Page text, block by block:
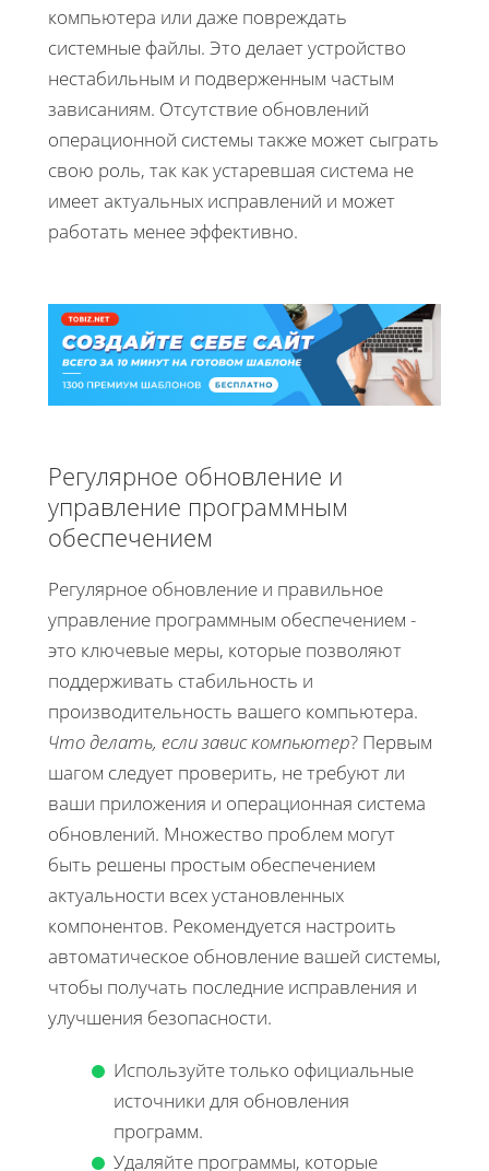
компьютера или даже повреждать
системные файлы. Это делает устройство
нестабильным и подверженным частым
зависаниям. Отсутствие обновлений
операционной системы также может сыграть
свою роль, так как устаревшая система не
имеет актуальных исправлений и может
работать менее эффективно.
Регулярное обновление и
управление программным
обеспечением
Регулярное обновление и правильное
управление программным обеспечением -
это ключевые меры, которые позволяют
поддерживать стабильность и
производительность вашего компьютера.
Что делать, если завис компьютер? Первым
шагом следует проверить, не требуют ли
ваши приложения и операционная система
обновлений. Множество проблем могут
быть решены простым обеспечением
актуальности всех установленных
компонентов. Рекомендуется настроить
автоматическое обновление вашей системы,
чтобы получать последние исправления и
улучшения безопасности.
Используйте только официальные
источники для обновления
программ.
Удаляйте программы, которые